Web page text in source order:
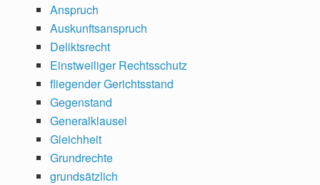
Anspruch
Auskunftsanspruch
Deliktsrecht
Einstweiliger Rechtsschutz
fliegender Gerichtsstand
Gegenstand
Generalklausel
Gleichheit
Grundrechte
grundsätzlich